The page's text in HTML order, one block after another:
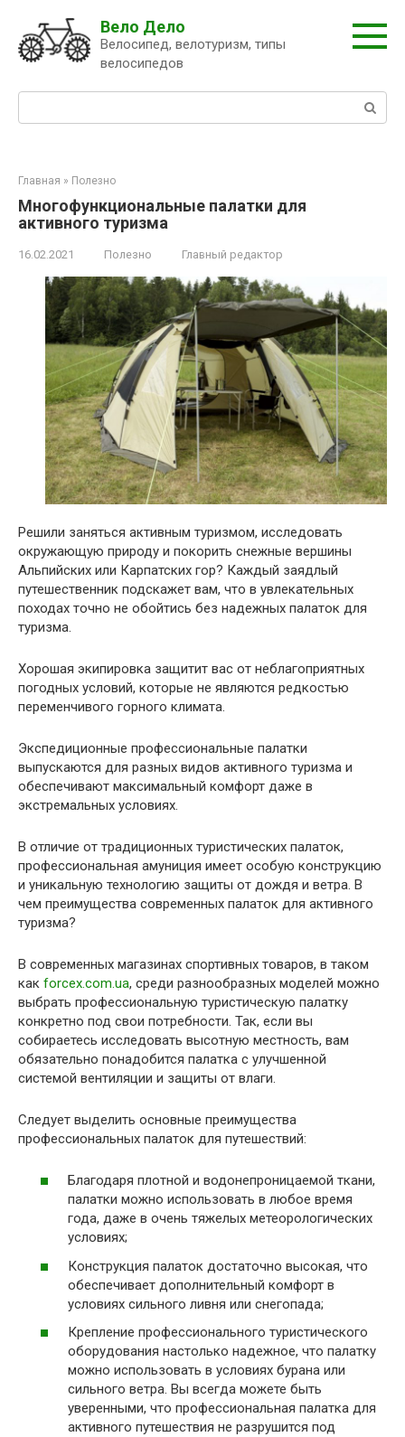
контенту
Вело Дело
Велосипед, велотуризм, типы
велосипедов
Главная » Полезно
Многофункциональные палатки для
активного туризма
16.02.2021 Полезно Главный редактор
Решили заняться активным туризмом, исследовать
окружающую природу и покорить снежные вершины
Альпийских или Карпатских гор? Каждый заядлый
путешественник подскажет вам, что в увлекательных
походах точно не обойтись без надежных палаток для
туризма.
Хорошая экипировка защитит вас от неблагоприятных
погодных условий, которые не являются редкостью
переменчивого горного климата.
Экспедиционные профессиональные палатки
выпускаются для разных видов активного туризма и
обеспечивают максимальный комфорт даже в
экстремальных условиях.
В отличие от традиционных туристических палаток,
профессиональная амуниция имеет особую конструкцию
и уникальную технологию защиты от дождя и ветра. В
чем преимущества современных палаток для активного
туризма?
В современных магазинах спортивных товаров, в таком
как forcex.com.ua, среди разнообразных моделей можно
выбрать профессиональную туристическую палатку
конкретно под свои потребности. Так, если вы
собираетесь исследовать высотную местность, вам
обязательно понадобится палатка с улучшенной
системой вентиляции и защиты от влаги.
Следует выделить основные преимущества
профессиональных палаток для путешествий:
Благодаря плотной и водонепроницаемой ткани,
палатки можно использовать в любое время
года, даже в очень тяжелых метеорологических
условиях;
Конструкция палаток достаточно высокая, что
обеспечивает дополнительный комфорт в
условиях сильного ливня или снегопада;
Крепление профессионального туристического
оборудования настолько надежное, что палатку
можно использовать в условиях бурана или
сильного ветра. Вы всегда можете быть
уверенными, что профессиональная палатка для
активного путешествия не разрушится под